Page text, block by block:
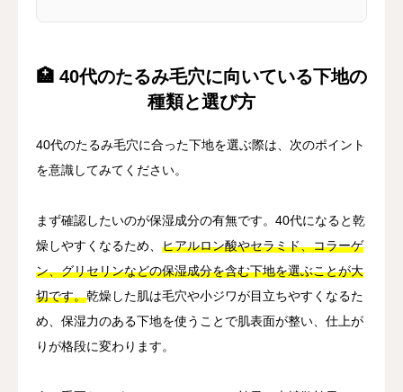
🏥 40代のたるみ毛穴に向いている下地の
種類と選び方
40代のたるみ毛穴に合った下地を選ぶ際は、次のポイント
を意識してみてください。
まず確認したいのが保湿成分の有無です。40代になると乾
燥しやすくなるため、 ヒアルロン酸やセラミド、コラーゲ
ン、グリセリンなどの保湿成分を含む下地を選ぶことが大
切です。乾燥した肌は毛穴や小ジワが目立ちやすくなるた
め、保湿力のある下地を使うことで肌表面が整い、仕上が
りが格段に変わります。